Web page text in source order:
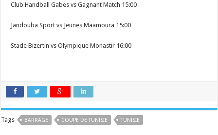
Club Handball Gabes vs Gagnant Match 15:00
Jandouba Sport vs Jeunes Maamoura 15:00
Stade Bizertin vs Olympique Monastir 16:00
Tags BARRAGE COUPE DE TUNISIE TUNISIE